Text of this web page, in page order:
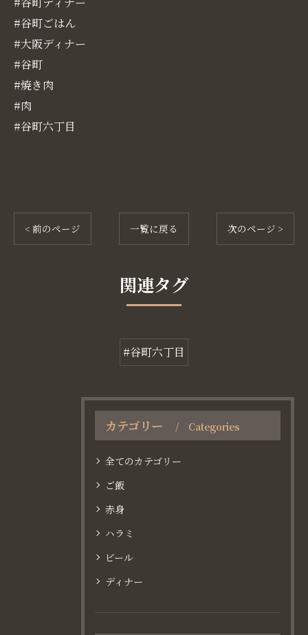
#谷町ごはん
#大阪ディナー
#谷町
#焼き肉
#肉
#谷町六丁目
< 前のページ 一覧に戻る 次のページ >
関連タグ
#谷町六丁目
カテゴリー Categories
全てのカテゴリー
ご飯
赤身
ハラミ
ビール
ディナー